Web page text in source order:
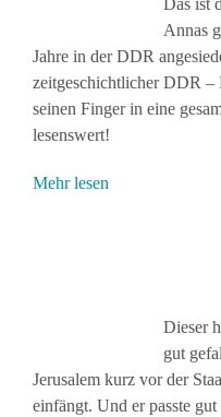
Das ist
Annas
Jahre in der DDR
zeitgeschichtlicher DDR –
seinen Finger in eine
lesenswert!
Mehr lesen
Dieser
gut
Jerusalem kurz vor der
einfängt. Und er passte